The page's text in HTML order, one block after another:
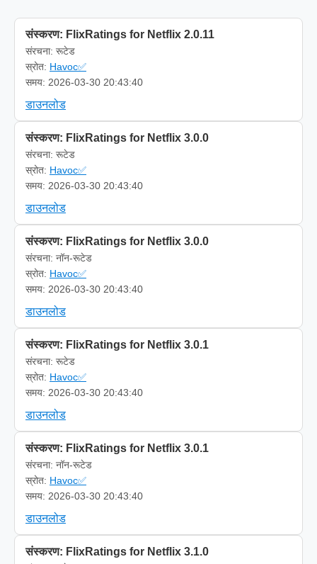
संस्करण: FlixRatings for Netflix 2.0.11
संरचना: रूटेड
स्रोत: Havoc✅
समय: 2026-03-30 20:43:40
डाउनलोड
संस्करण: FlixRatings for Netflix 3.0.0
संरचना: रूटेड
स्रोत: Havoc✅
समय: 2026-03-30 20:43:40
डाउनलोड
संस्करण: FlixRatings for Netflix 3.0.0
संरचना: नॉन-रूटेड
स्रोत: Havoc✅
समय: 2026-03-30 20:43:40
डाउनलोड
संस्करण: FlixRatings for Netflix 3.0.1
संरचना: रूटेड
स्रोत: Havoc✅
समय: 2026-03-30 20:43:40
डाउनलोड
संस्करण: FlixRatings for Netflix 3.0.1
संरचना: नॉन-रूटेड
स्रोत: Havoc✅
समय: 2026-03-30 20:43:40
डाउनलोड
संस्करण: FlixRatings for Netflix 3.1.0